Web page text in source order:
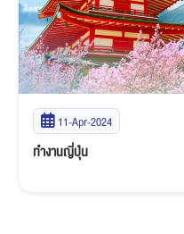
11-Apr-2024
ทำงานญี่ปุ่น